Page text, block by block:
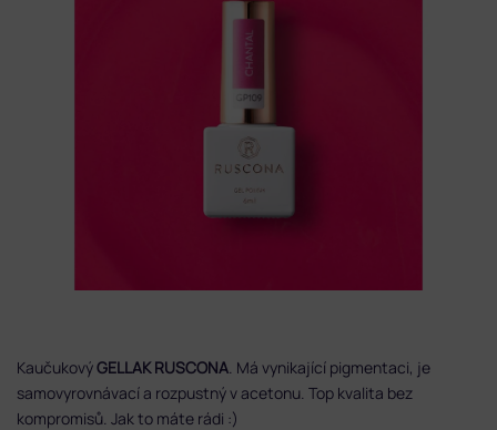
KaučukovýGELLAK RUSCONA . Má vynikající pigmentaci, je
samovyrovnávací a rozpustný v acetonu. Top kvalita bez
kompromisů. Jak to máte rádi :)